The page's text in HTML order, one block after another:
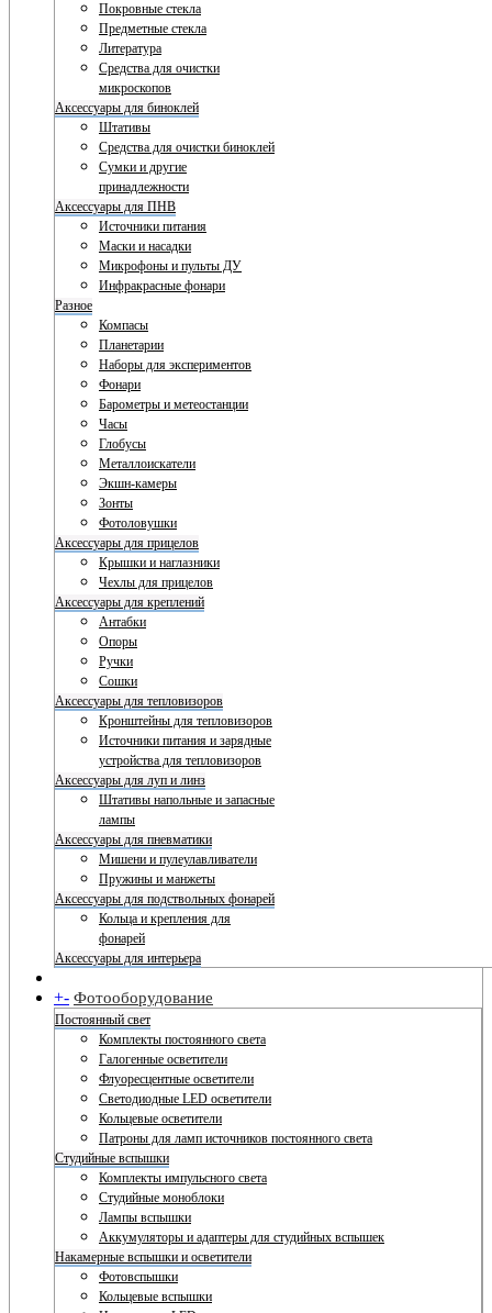
Покровные стекла
Предметные стекла
Литература
Средства для очистки
микроскопов
Аксессуары для биноклей
Штативы
Средства для очистки биноклей
Сумки и другие
принадлежности
Аксессуары для ПНВ
Источники питания
Маски и насадки
Микрофоны и пульты ДУ
Инфракрасные фонари
Разное
Компасы
Планетарии
Наборы для экспериментов
Фонари
Барометры и метеостанции
Часы
Глобусы
Металлоискатели
Экшн-камеры
Зонты
Фотоловушки
Аксессуары для прицелов
Крышки и наглазники
Чехлы для прицелов
Аксессуары для креплений
Антабки
Опоры
Ручки
Сошки
Аксессуары для тепловизоров
Кронштейны для тепловизоров
Источники питания и зарядные
устройства для тепловизоров
Аксессуары для луп и линз
Штативы напольные и запасные
лампы
Аксессуары для пневматики
Мишени и пулеулавливатели
Пружины и манжеты
Аксессуары для подствольных фонарей
Кольца и крепления для
фонарей
Аксессуары для интерьера
+- Фотооборудование
Постоянный свет
Комплекты постоянного света
Галогенные осветители
Флуоресцентные осветители
Светодиодные LED осветители
Кольцевые осветители
Патроны для ламп источников постоянного света
Студийные вспышки
Комплекты импульсного света
Студийные моноблоки
Лампы вспышки
Аккумуляторы и адаптеры для студийных вспышек
Накамерные вспышки и осветители
Фотовспышки
Кольцевые вспышки